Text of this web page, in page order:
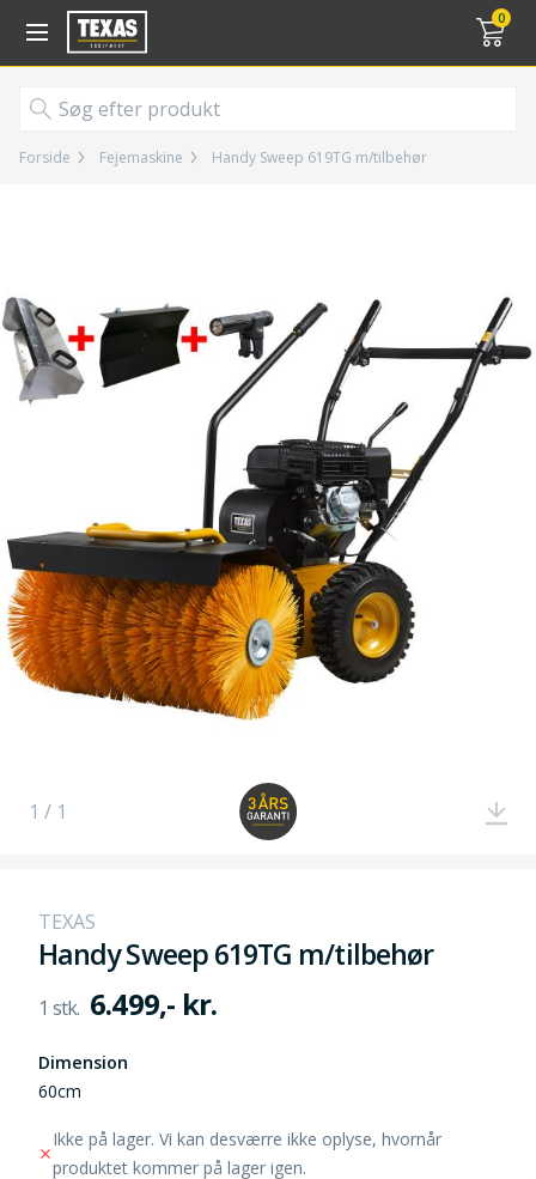
0
Gå til kurv (
Forside Fejemaskine Handy Sweep 619TG m/tilbehør
1 / 1
TEXAS
Handy Sweep 619TG m/tilbehør
6.499,- kr.
Dimension
60cm
Ikke på lager. Vi kan desværre ikke oplyse, hvornår
produktet kommer på lager igen.